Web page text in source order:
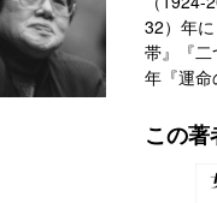
32）年
帯』『
年『運命
この